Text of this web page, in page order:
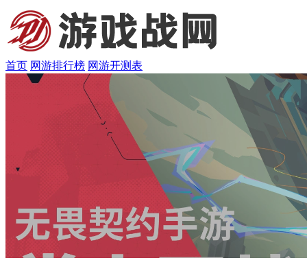
首页 网游排行榜 网游开测表